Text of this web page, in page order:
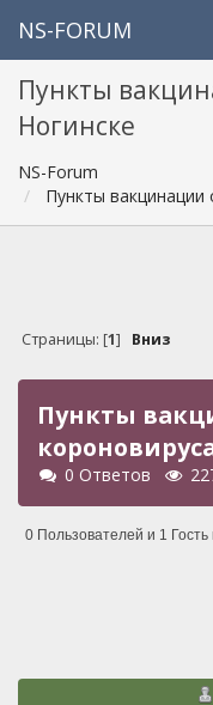
NS-FORUM
Пункты
Ногинске
NS-Forum
Пункты вакцинации
Страницы: [1] Вниз
Пункты
0 Ответов
0 Пользователей и 1